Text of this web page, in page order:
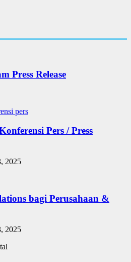
Press Release
Pers / Press
2025
bagi Perusahaan &
2025